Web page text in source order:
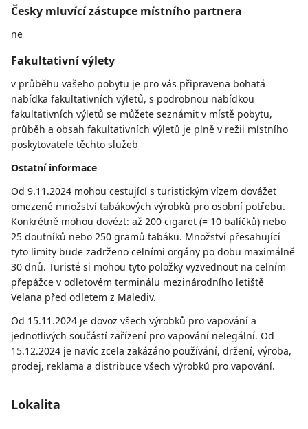
Česky mluvící zástupce místního partnera
ne
Fakultativní výlety
v průběhu vašeho pobytu je pro vás připravena bohatá
nabídka fakultativních výletů, s podrobnou nabídkou
fakultativních výletů se můžete seznámit v místě pobytu,
průběh a obsah fakultativních výletů je plně v režii místního
poskytovatele těchto služeb
Ostatní informace
Od 9.11.2024 mohou cestující s turistickým vízem dovážet
omezené množství tabákových výrobků pro osobní potřebu.
Konkrétně mohou dovézt: až 200 cigaret (= 10 balíčků) nebo
25 doutníků nebo 250 gramů tabáku. Množství přesahující
tyto limity bude zadrženo celními orgány po dobu maximálně
30 dnů. Turisté si mohou tyto položky vyzvednout na celním
přepážce v odletovém terminálu mezinárodního letiště
Velana před odletem z Malediv.
Od 15.11.2024 je dovoz všech výrobků pro vapování a
jednotlivých součástí zařízení pro vapování nelegální. Od
15.12.2024 je navíc zcela zakázáno používání, držení, výroba,
prodej, reklama a distribuce všech výrobků pro vapování.
Lokalita